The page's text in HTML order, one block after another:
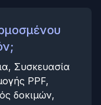
Συσκευασία
PPF,
δοκιμών,